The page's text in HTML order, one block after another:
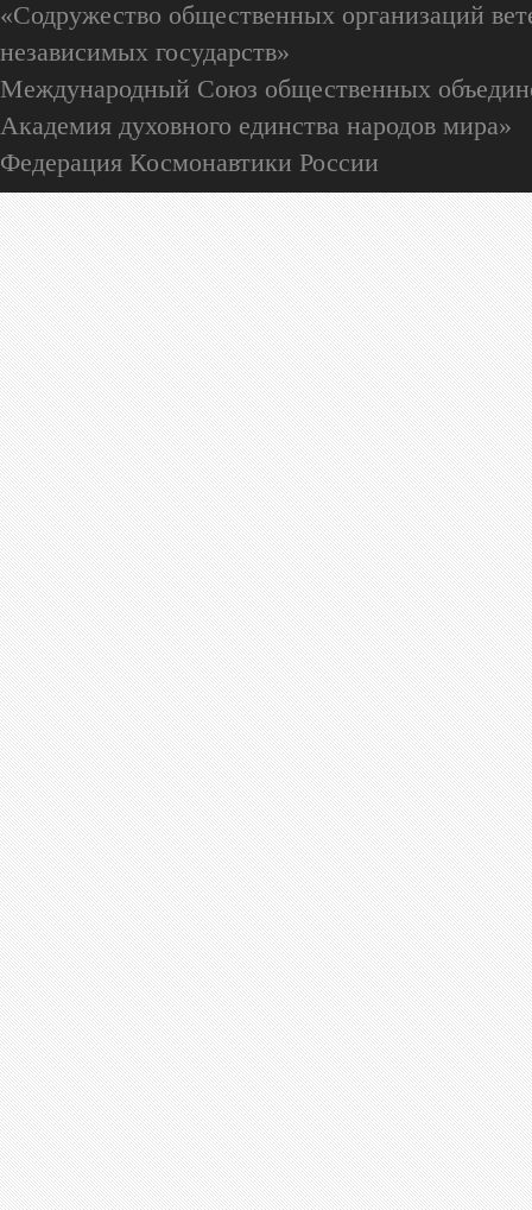
«Содружество общественных организаций
независимых государств»
Международный Союз общественных
Академия духовного единства народов мира»
Федерация Космонавтики России